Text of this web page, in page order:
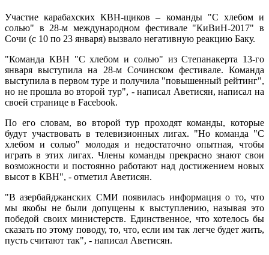
Участие карабахских КВН-щиков – команды "С хлебом и
солью" в 28-м международном фестивале "КиВиН-2017" в
Сочи (с 10 по 23 января) вызвало негативную реакцию Баку.
"Команда КВН "С хлебом и солью" из Степанакерта 13-го
января выступила на 28-м Сочинском фестивале. Команда
выступила в первом туре и получила "повышенный рейтинг",
но не прошла во второй тур", - написал Аветисян, написал на
своей странице в Facebook.
По его словам, во второй тур проходят команды, которые
будут участвовать в телевизионных лигах. "Но команда "С
хлебом и солью" молодая и недостаточно опытная, чтобы
играть в этих лигах. Члены команды прекрасно знают свои
возможности и постоянно работают над достижением новых
высот в КВН", - отметил Аветисян.
"В азербайджанских СМИ появилась информация о то, что
мы якобы не были допущены к выступлению, называя это
победой своих министерств. Единственное, что хотелось бы
сказать по этому поводу, то, что, если им так легче будет жить,
пусть считают так", - написал Аветисян.